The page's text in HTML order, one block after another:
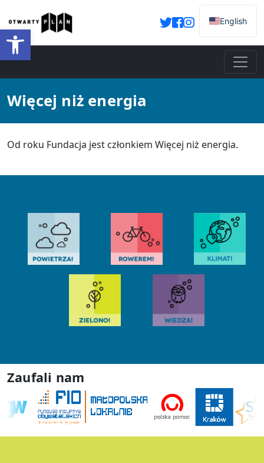
Otwórz pasek narzędzi
English
Więcej niż energia
Od roku Fundacja jest członkiem Więcej niż energia.
Zaufali nam